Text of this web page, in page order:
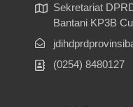
Sekretariat
Bantani KP3B
(0254) 8480127